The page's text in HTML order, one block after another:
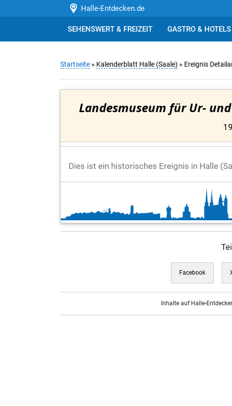
Halle-Entdecken.de
SEHENSWERT & FREIZEIT GASTRO & HOTELS
Startseite » Kalenderblatt Halle (Saale) » Ereignis
Landesmuseum für Ur-
Dies ist ein historisches Ereignis in Halle
Facebook
Inhalte auf Halle-